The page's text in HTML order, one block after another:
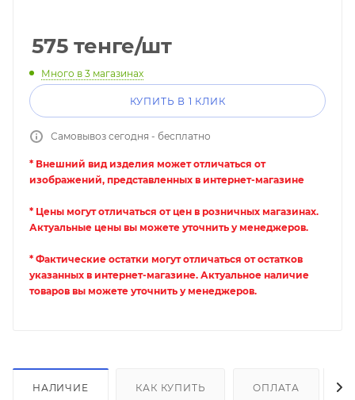
575 тенге/шт
Много в 3 магазинах
КУПИТЬ В 1 КЛИК
Самовывоз сегодня - бесплатно
* Внешний вид изделия может отличаться от
изображений, представленных в интернет-магазине
* Цены могут отличаться от цен в розничных магазинах.
Актуальные цены вы можете уточнить у менеджеров.
* Фактические остатки могут отличаться от остатков
указанных в интернет-магазине. Актуальное наличие
товаров вы можете уточнить у менеджеров.
НАЛИЧИЕ КАК КУПИТЬ ОПЛАТА